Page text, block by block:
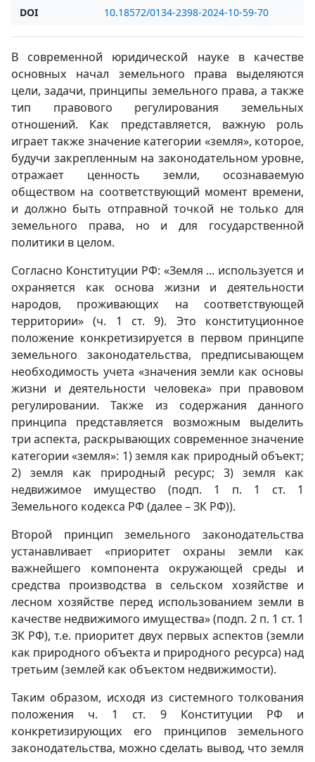
DOI
10.18572/0134-2398-2024-10-59-70
В современной юридической науке в качестве
основных начал земельного права выделяются
цели, задачи, принципы земельного права, а также
тип правового регулирования земельных
отношений. Как представляется, важную роль
играет также значение категории «земля», которое,
будучи закрепленным на законодательном уровне,
отражает ценность земли, осознаваемую
обществом на соответствующий момент времени,
и должно быть отправной точкой не только для
земельного права, но и для государственной
политики в целом.
Согласно Конституции РФ: «Земля ... используется и
охраняется как основа жизни и деятельности
народов, проживающих на соответствующей
территории» (ч. 1 ст. 9). Это конституционное
положение конкретизируется в первом принципе
земельного законодательства, предписывающем
необходимость учета «значения земли как основы
жизни и деятельности человека» при правовом
регулировании. Также из содержания данного
принципа представляется возможным выделить
три аспекта, раскрывающих современное значение
категории «земля»: 1) земля как природный объект;
2) земля как природный ресурс; 3) земля как
недвижимое имущество (подп. 1 п. 1 ст. 1
Земельного кодекса РФ (далее – ЗК РФ)).
Второй принцип земельного законодательства
устанавливает «приоритет охраны земли как
важнейшего компонента окружающей среды и
средства производства в сельском хозяйстве и
лесном хозяйстве перед использованием земли в
качестве недвижимого имущества» (подп. 2 п. 1 ст. 1
ЗК РФ), т.е. приоритет двух первых аспектов (земли
как природного объекта и природного ресурса) над
третьим (землей как объектом недвижимости).
Таким образом, исходя из системного толкования
положения ч. 1 ст. 9 Конституции РФ и
конкретизирующих его принципов земельного
законодательства, можно сделать вывод, что земля